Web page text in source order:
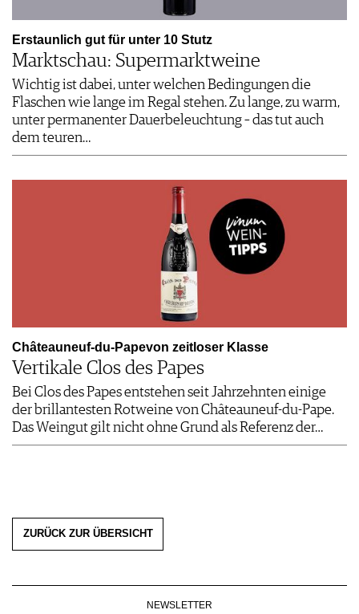
Erstaunlich gut für unter 10 Stutz
Marktschau: Supermarktweine
Wichtig ist dabei, unter welchen Bedingungen die
Flaschen wie lange im Regal stehen. Zu lange, zu warm,
unter permanenter Dauerbeleuchtung – das tut auch
dem teuren…
Châteauneuf-du-Papevon zeitloser Klasse
Vertikale Clos des Papes
Bei Clos des Papes entstehen seit Jahrzehnten einige
der brillantesten Rotweine von Châteauneuf-du-Pape.
Das Weingut gilt nicht ohne Grund als Referenz der…
ZURÜCK ZUR ÜBERSICHT
NEWSLETTER